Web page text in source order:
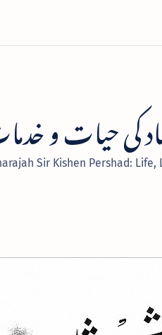
کی حیات و
Sir Kishen Pershad: